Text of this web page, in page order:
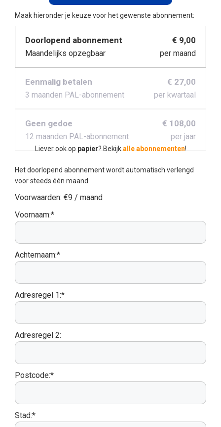
Maak hieronder je keuze voor het gewenste abonnement:
Doorlopend abonnement
Maandelijks opzegbaar
€ 9,00
per maand
Eenmalig betalen
3 maanden PAL-abonnement
€ 27,00
per kwartaal
Geen gedoe
12 maanden PAL-abonnement
€ 108,00
per jaar
Liever ook op papier? Bekijkalle abonnementen!
Het doorlopend abonnement wordt automatisch verlengd
voor steeds één maand.
Voorwaarden: €9 / maand
Voornaam:*
Achternaam:*
Adresregel 1:*
Adresregel 2:
Postcode:*
Stad:*